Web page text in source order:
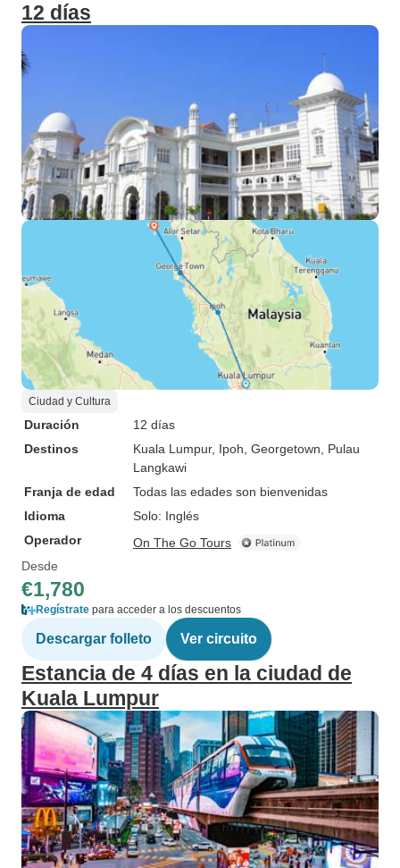
12 días
Ciudad y Cultura
Duración
12 días
Destinos
Kuala Lumpur, Ipoh , Georgetown , Pulau
Langkawi
Franja de edad
Todas las edades son bienvenidas
Idioma
Solo: Inglés
Operador
On The Go Tours
Desde
€1,780
Regístrate para acceder a los descuentos
Descargar folleto Ver circuito
Estancia de 4 días en la ciudad de
Kuala Lumpur